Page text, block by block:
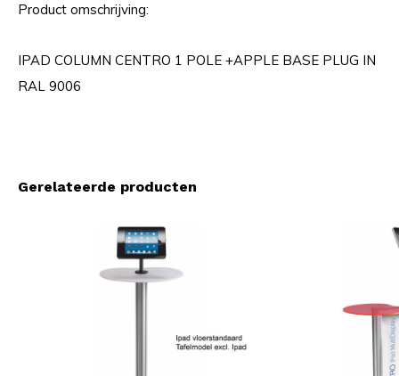
Product omschrijving:
IPAD COLUMN CENTRO 1 POLE +APPLE BASE PLUG IN
RAL 9006
Gerelateerde producten